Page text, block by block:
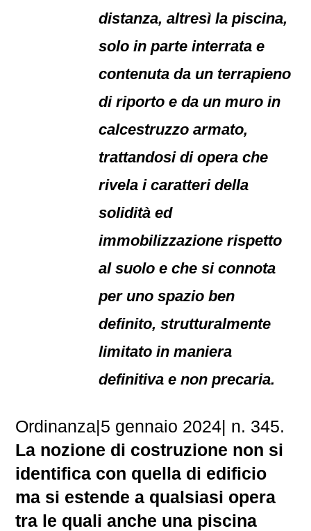
distanza, altresì la piscina,
solo in parte interrata e
contenuta da un terrapieno
di riporto e da un muro in
calcestruzzo armato,
trattandosi di opera che
rivela i caratteri della
solidità ed
immobilizzazione rispetto
al suolo e che si connota
per uno spazio ben
definito, strutturalmente
limitato in maniera
definitiva e non precaria.
Ordinanza|5 gennaio 2024| n. 345.
La nozione di costruzione non si
identifica con quella di edificio
ma si estende a qualsiasi opera
tra le quali anche una piscina